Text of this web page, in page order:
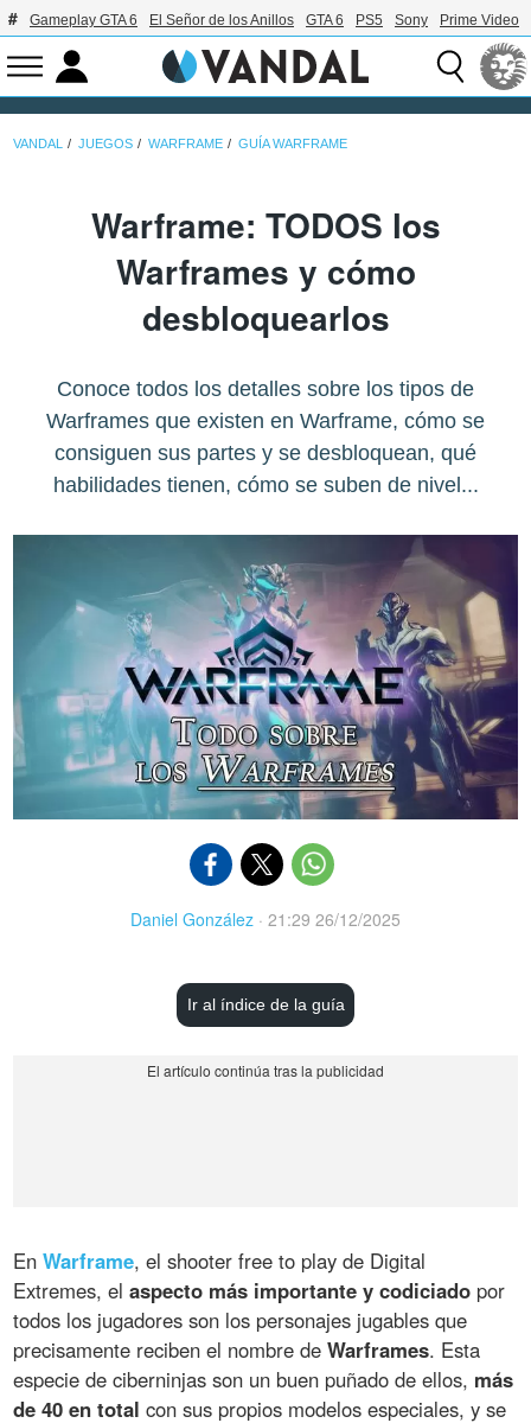
Gameplay GTA 6 El Señor de los Anillos GTA 6 PS5 Sony Prime Video
VANDAL JUEGOS WARFRAME GUÍA WARFRAME
Warframe: TODOS los
Warframes y cómo
desbloquearlos
Conoce todos los detalles sobre los tipos de
Warframes que existen en Warframe, cómo se
consiguen sus partes y se desbloquean, qué
habilidades tienen, cómo se suben de nivel...
Daniel González · 21:29 26/12/2025
Ir al índice de la guía
EnWarframe, el shooter free to play de Digital
Extremes, elaspecto más importante y codiciado por
todos los jugadores son los personajes jugables que
precisamente reciben el nombre deWarframes. Esta
especie de ciberninjas son un buen puñado de ellos, más
de 40 en total con sus propios modelos especiales, y se